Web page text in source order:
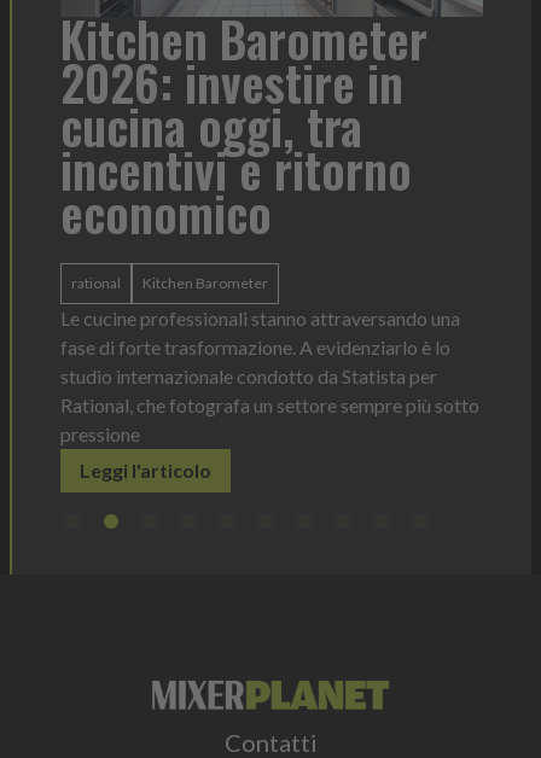
Kitchen Barometer
2026: investire in
cucina oggi, tra
incentivi e ritorno
economico
rational Kitchen Barometer
Le cucine professionali stanno attraversando una
fase di forte trasformazione. A evidenziarlo è lo
studio internazionale condotto da Statista per
Rational, che fotografa un settore sempre più sotto
pressione
Leggi l'articolo
Contatti